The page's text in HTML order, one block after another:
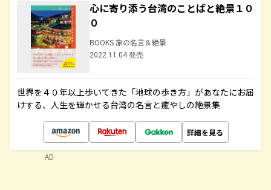
心に寄り添う台湾のことばと絶景１０
０
BOOKS 旅の名言＆絶景
2022.11.04 発売
世界を４０年以上歩いてきた「地球の歩き方」があなたにお届
けする、人生を輝かせる台湾の名言と癒やしの絶景集
詳細を見る
AD